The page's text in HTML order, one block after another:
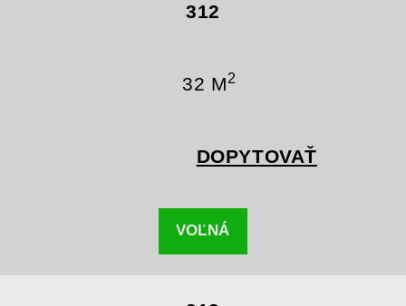
312
32 M2
DOPYTOVAŤ
VOĽNÁ